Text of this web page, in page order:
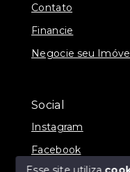
Contato
Financie
Negocie seu
Social
Instagram
Facebook